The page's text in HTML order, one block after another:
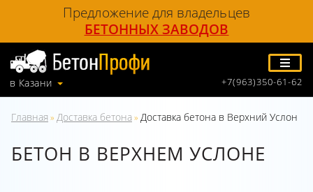
Предложение для владельцев
БЕТОННЫХ ЗАВОДОВ
в Казани +7(963)350-61-62
Главная » Доставка бетона» Доставка бетона в Верхний Услон
БЕТОН В ВЕРХНЕМ УСЛОНЕ